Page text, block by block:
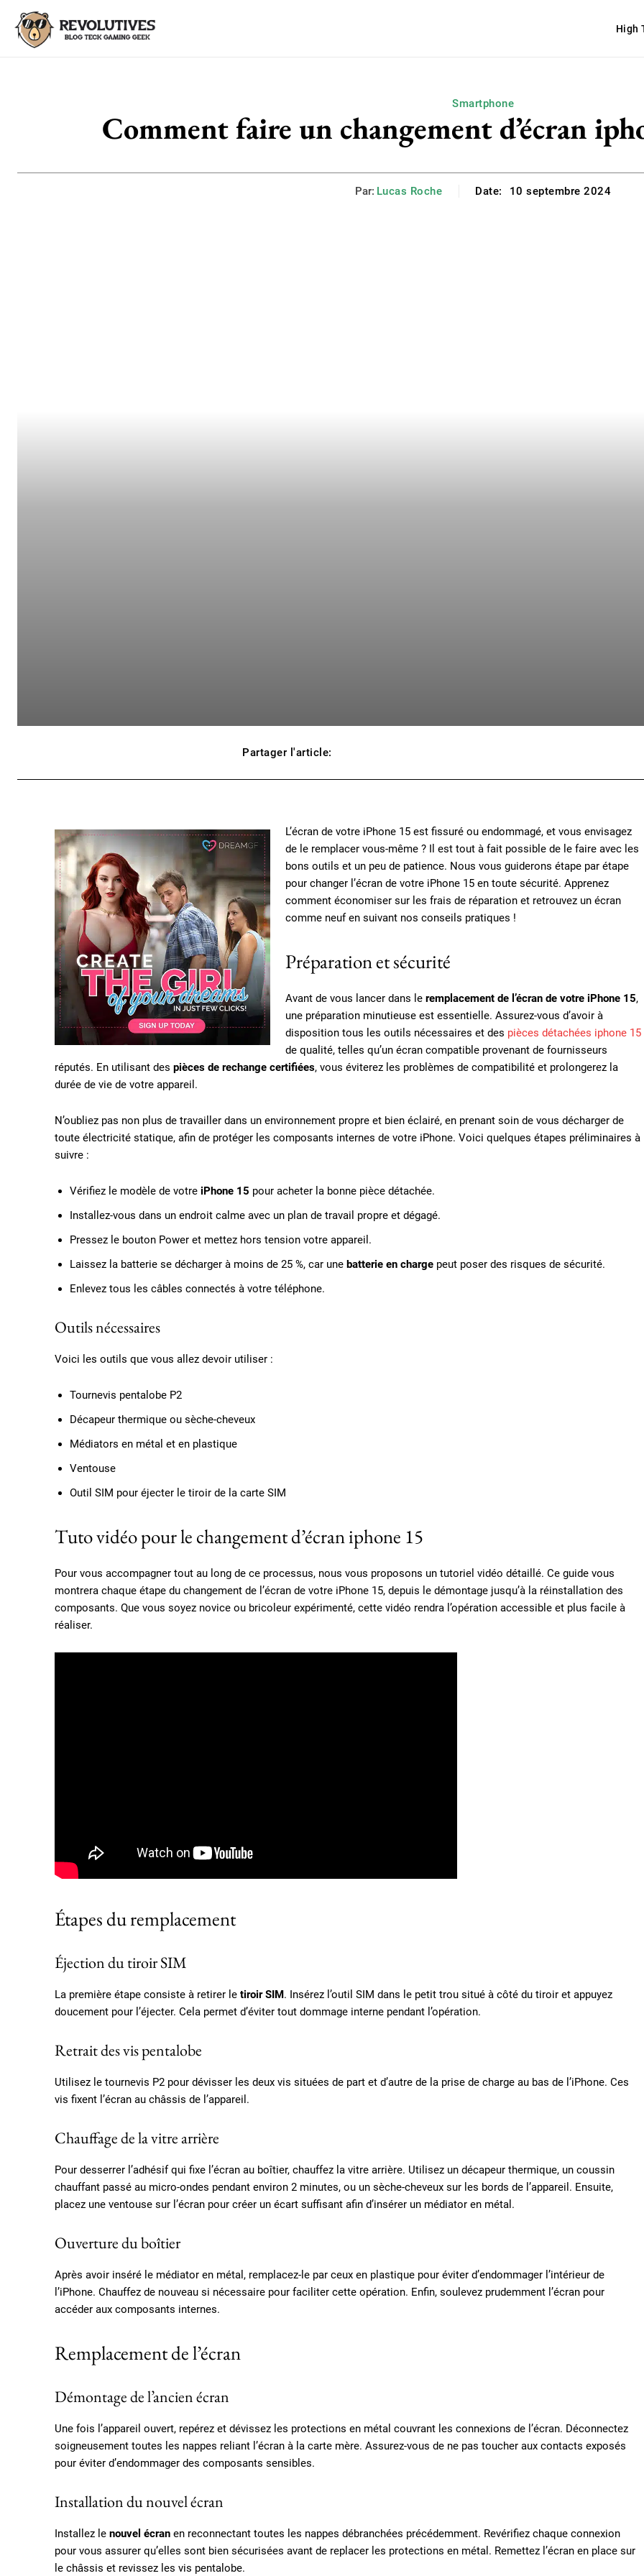
High
Smartphone
Comment faire un changement d’écran
Par: Lucas Roche Date: 10 septembre 2024
Partager l'article:
L’écran de votre iPhone 15 est fissuré ou endommagé, et vous envisagez
de le remplacer vous-même ? Il est tout à fait possible de le faire avec les
bons outils et un peu de patience. Nous vous guiderons étape par étape
pour changer l’écran de votre iPhone 15 en toute sécurité. Apprenez
comment économiser sur les frais de réparation et retrouvez un écran
comme neuf en suivant nos conseils pratiques !
Préparation et sécurité
Avant de vous lancer dans le remplacement de l’écran de votre iPhone 15,
une préparation minutieuse est essentielle. Assurez-vous d’avoir à
disposition tous les outils nécessaires et des pièces détachées iphone 15
de qualité, telles qu’un écran compatible provenant de fournisseurs
réputés. En utilisant des pièces de rechange certifiées, vous éviterez les problèmes de compatibilité et prolongerez la
durée de vie de votre appareil.
N’oubliez pas non plus de travailler dans un environnement propre et bien éclairé, en prenant soin de vous décharger de
toute électricité statique, afin de protéger les composants internes de votre iPhone. Voici quelques étapes préliminaires à
suivre :
Vérifiez le modèle de votre iPhone 15 pour acheter la bonne pièce détachée.
Installez-vous dans un endroit calme avec un plan de travail propre et dégagé.
Pressez le bouton Power et mettez hors tension votre appareil.
Laissez la batterie se décharger à moins de 25 %, car une batterie en charge peut poser des risques de sécurité.
Enlevez tous les câbles connectés à votre téléphone.
Outils nécessaires
Voici les outils que vous allez devoir utiliser :
Tournevis pentalobe P2
Décapeur thermique ou sèche-cheveux
Médiators en métal et en plastique
Ventouse
Outil SIM pour éjecter le tiroir de la carte SIM
Tuto vidéo pour le changement d’écran iphone 15
Pour vous accompagner tout au long de ce processus, nous vous proposons un tutoriel vidéo détaillé. Ce guide vous
montrera chaque étape du changement de l’écran de votre iPhone 15, depuis le démontage jusqu’à la réinstallation des
composants. Que vous soyez novice ou bricoleur expérimenté, cette vidéo rendra l’opération accessible et plus facile à
réaliser.
Étapes du remplacement
Éjection du tiroir SIM
La première étape consiste à retirer le tiroir SIM. Insérez l’outil SIM dans le petit trou situé à côté du tiroir et appuyez
doucement pour l’éjecter. Cela permet d’éviter tout dommage interne pendant l’opération.
Retrait des vis pentalobe
Utilisez le tournevis P2 pour dévisser les deux vis situées de part et d’autre de la prise de charge au bas de l’iPhone. Ces
vis fixent l’écran au châssis de l’appareil.
Chauffage de la vitre arrière
Pour desserrer l’adhésif qui fixe l’écran au boîtier, chauffez la vitre arrière. Utilisez un décapeur thermique, un coussin
chauffant passé au micro-ondes pendant environ 2 minutes, ou un sèche-cheveux sur les bords de l’appareil. Ensuite,
placez une ventouse sur l’écran pour créer un écart suffisant afin d’insérer un médiator en métal.
Ouverture du boîtier
Après avoir inséré le médiator en métal, remplacez-le par ceux en plastique pour éviter d’endommager l’intérieur de
l’iPhone. Chauffez de nouveau si nécessaire pour faciliter cette opération. Enfin, soulevez prudemment l’écran pour
accéder aux composants internes.
Remplacement de l’écran
Démontage de l’ancien écran
Une fois l’appareil ouvert, repérez et dévissez les protections en métal couvrant les connexions de l’écran. Déconnectez
soigneusement toutes les nappes reliant l’écran à la carte mère. Assurez-vous de ne pas toucher aux contacts exposés
pour éviter d’endommager des composants sensibles.
Installation du nouvel écran
Installez le nouvel écran en reconnectant toutes les nappes débranchées précédemment. Revérifiez chaque connexion
pour vous assurer qu’elles sont bien sécurisées avant de replacer les protections en métal. Remettez l’écran en place sur
le châssis et revissez les vis pentalobe.